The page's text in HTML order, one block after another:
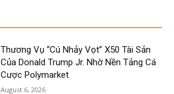
Thương Vụ “Cú Nhảy Vọt” X50 Tài Sản
Của Donald Trump Jr. Nhờ Nền Tảng Cá
Cược Polymarket
August 6, 2026